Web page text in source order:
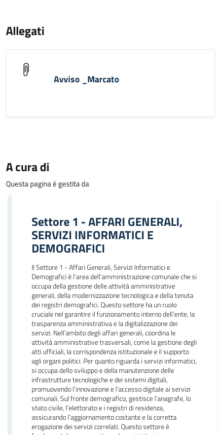
Allegati
Avviso _Marcato
A cura di
Questa pagina è gestita da
Settore 1 - AFFARI GENERALI,
SERVIZI INFORMATICI E
DEMOGRAFICI
Il Settore 1 - Affari Generali, Servizi Informatici e
Demografici è l’area dell’amministrazione comunale che si
occupa della gestione delle attività amministrative
generali, della modernizzazione tecnologica e della tenuta
dei registri demografici. Questo settore ha un ruolo
cruciale nel garantire il funzionamento interno dell’ente, la
trasparenza amministrativa e la digitalizzazione dei
servizi. Nell’ambito degli affari generali, coordina le
attività amministrative trasversali, come la gestione degli
atti ufficiali, la corrispondenza istituzionale e il supporto
agli organi politici. Per quanto riguarda i servizi informatici,
si occupa dello sviluppo e della manutenzione delle
infrastrutture tecnologiche e dei sistemi digitali,
promuovendo l’innovazione e l’accesso digitale ai servizi
comunali. Sul fronte demografico, gestisce l’anagrafe, lo
stato civile, l’elettorato e i registri di residenza,
assicurando l’aggiornamento costante e la corretta
erogazione dei servizi correlati. Questo settore è